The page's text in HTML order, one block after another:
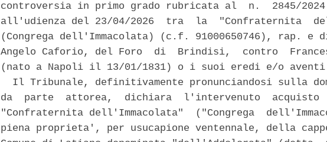
controversia in primo grado rubricata al  n.  2845/
all'udienza del 23/04/2026  tra  la  "Confraternita
(Congrega dell'Immacolata) (c.f. 91000650746), rap.
Angelo Caforio, del Foro  di  Brindisi,  contro
(nato a Napoli il 13/01/1831) o i suoi eredi e/o aventi
Il Tribunale, definitivamente pronunciandosi sulla
da  parte  attorea,  dichiara  l'intervenuto  acquisto
"Confraternita dell'Immacolata"  ("Congrega
piena proprieta', per usucapione ventennale, della